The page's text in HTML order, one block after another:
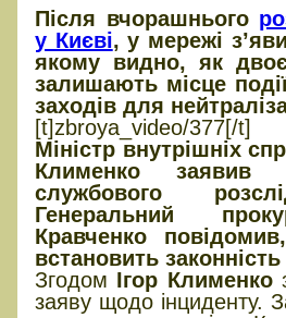
Після вчорашнього
у Києві, у мережі
якому видно, як двоє
залишають місце
заходів для
[t]zbroya_video/377[/t]
Міністр внутрішніх
Клименко заявив
службового
Генеральний
Кравченко
встановить законність
Згодом Ігор Клименко
заяву щодо інциденту.